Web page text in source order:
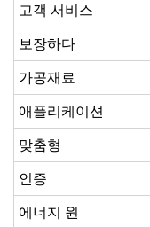
고객 서비스
보장하다
가공재료
애플리케이션
맞춤형
인증
에너지 원